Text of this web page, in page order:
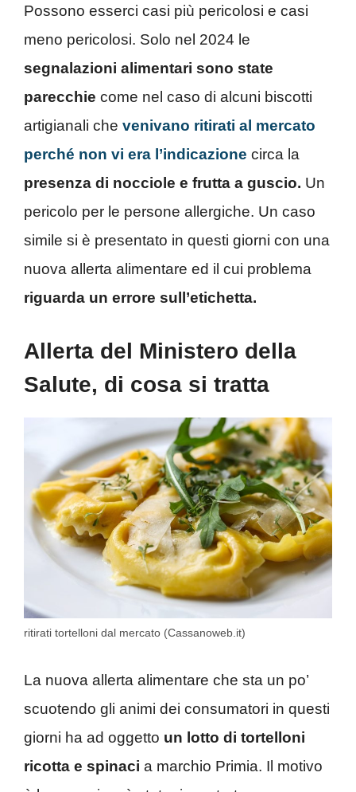
Possono esserci casi più pericolosi e casi
meno pericolosi. Solo nel 2024 le
segnalazioni alimentari sono state
parecchie come nel caso di alcuni biscotti
artigianali che venivano ritirati al mercato
perché non vi era l’indicazione circa la
presenza di nocciole e frutta a guscio. Un
pericolo per le persone allergiche. Un caso
simile si è presentato in questi giorni con una
nuova allerta alimentare ed il cui problema
riguarda un errore sull’etichetta.
Allerta del Ministero della
Salute, di cosa si tratta
ritirati tortelloni dal mercato (Cassanoweb.it)
La nuova allerta alimentare che sta un po’
scuotendo gli animi dei consumatori in questi
giorni ha ad oggetto un lotto di tortelloni
ricotta e spinaci a marchio Primia. Il motivo